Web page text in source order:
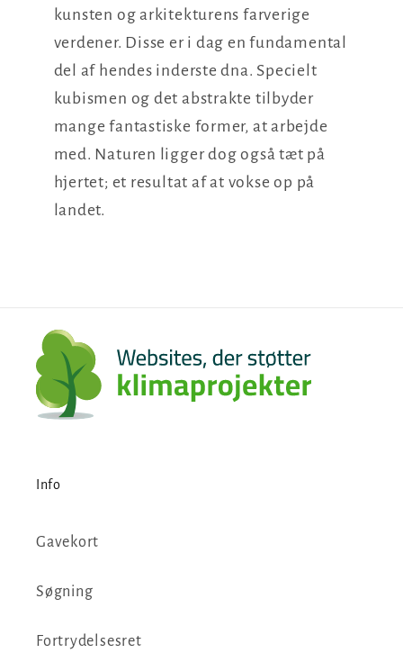
kunsten og arkitekturens farverige
verdener. Disse er i dag en fundamental
del af hendes inderste dna. Specielt
kubismen og det abstrakte tilbyder
mange fantastiske former, at arbejde
med. Naturen ligger dog også tæt på
hjertet; et resultat af at vokse op på
landet.
Info
Gavekort
Søgning
Fortrydelsesret